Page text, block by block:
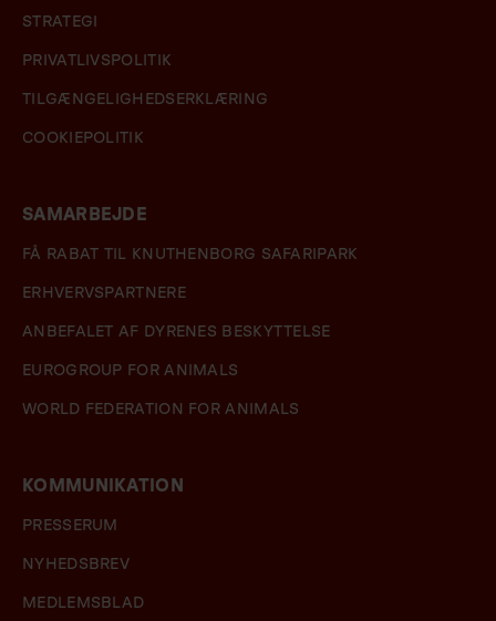
STRATEGI
PRIVATLIVSPOLITIK
TILGÆNGELIGHEDSERKLÆRING
COOKIEPOLITIK
SAMARBEJDE
FÅ RABAT TIL KNUTHENBORG SAFARIPARK
ERHVERVSPARTNERE
ANBEFALET AF DYRENES BESKYTTELSE
EUROGROUP FOR ANIMALS
WORLD FEDERATION FOR ANIMALS
KOMMUNIKATION
PRESSERUM
NYHEDSBREV
MEDLEMSBLAD